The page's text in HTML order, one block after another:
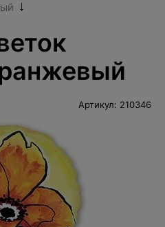
Артикул: 210346